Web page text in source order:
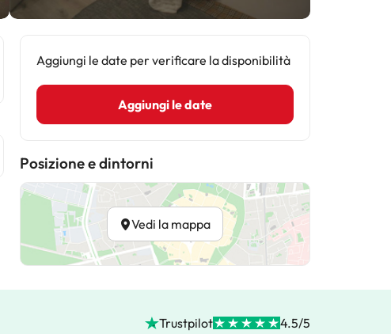
Aggiungi le date per verificare la disponibilità
Aggiungi le date
Posizione e dintorni
Vedi la mappa
Trustpilot 4.5/5